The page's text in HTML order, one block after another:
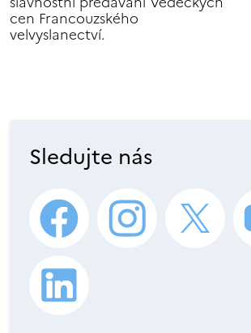
cen Francouzského
velvyslanectví.
Sledujte nás